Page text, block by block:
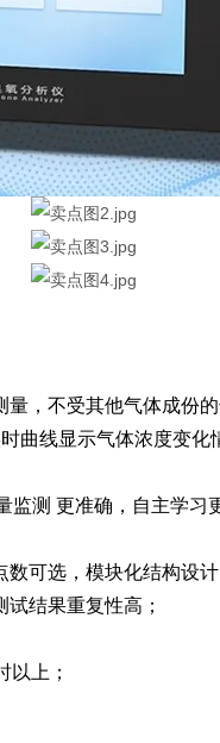
，不受其他气体成份的
曲线显示气体浓度变
测 更准确，自主学习
可选，模块化结构设
结果重复性高；
上；